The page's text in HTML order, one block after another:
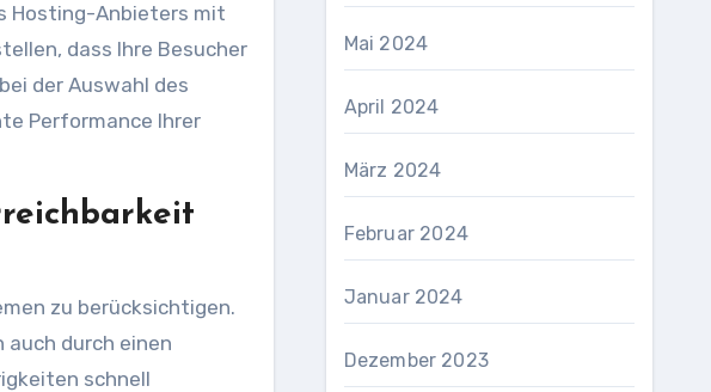
Hosting-Anbieters mit
dass Ihre Besucher
der Auswahl des
Performance Ihrer
zu berücksichtigen.
durch einen
schnell
Mai 2024
April 2024
März 2024
Februar 2024
Januar 2024
Dezember 2023